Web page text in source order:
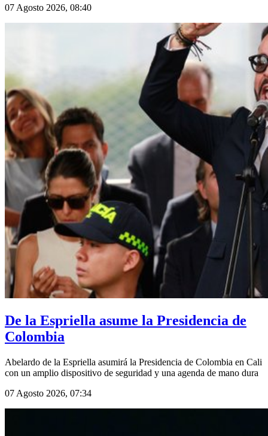
07 Agosto 2026, 08:40
De la Espriella asume la Presidencia de
Colombia
Abelardo de la Espriella asumirá la Presidencia de Colombia en Cali
con un amplio dispositivo de seguridad y una agenda de mano dura
07 Agosto 2026, 07:34